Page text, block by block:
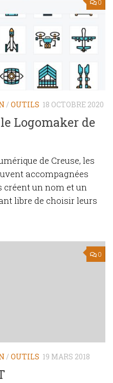
0
/ OUTILS 18 OCTOBRE 2020
Logomaker de
de Creuse, les
accompagnées
créent un nom et un
libre de choisir leurs
0
/ OUTILS 19 MARS 2018